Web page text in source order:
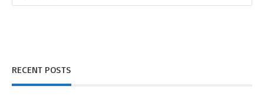
RECENT POSTS